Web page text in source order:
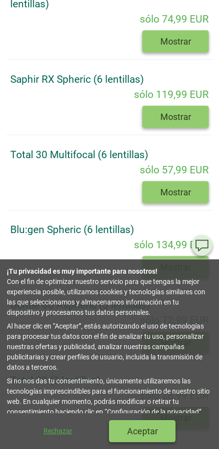
lentillas)
sólo 74,99 EUR
Mostrar
Saphir RX Spheric (6 lentillas)
sólo 119,99 EUR
Mostrar
Total 30 Multifocal (6 lentillas)
sólo 57,99 EUR
Mostrar
Blu:gen Spheric (6 lentillas)
sólo 134,99 EUR
Gentle 80 Aspheric (3 lentillas)
sólo 72,99 EUR
Mostrar
Total 30 (3 lentillas)
sólo 28,99 EUR
Mostrar
¡Tu privacidad es muy importante para nosotros!
Con el fin de optimizar nuestro servicio para que tengas la mejor
experiencia posible, utilizamos cookies y tecnologías similares con
las que seleccionamos y almacenamos información en tu
dispositivo y procesamos tus datos personales.
Al hacer clic en Aceptar , estás autorizando el uso de tecnologías
para procesar tus datos con el fin de analizar tu uso, personalizar
nuestras ofertas y publicidad, analizar nuestras campañas
publicitarias y crear perfiles de usuario, incluida la transmisión de
datos a terceros.
Si no nos das tu consentimiento, únicamente utilizaremos las
tecnologías imprescindibles para el funcionamiento de nuestro sitio
web. En cualquier momento, podrás modificar o retirar tu
consentimiento haciendo clic en Configuración de la privacidad
Puedes encontrar más información en nuestraPolítica de
Privacidad y Cookies.
Rechazar Aceptar